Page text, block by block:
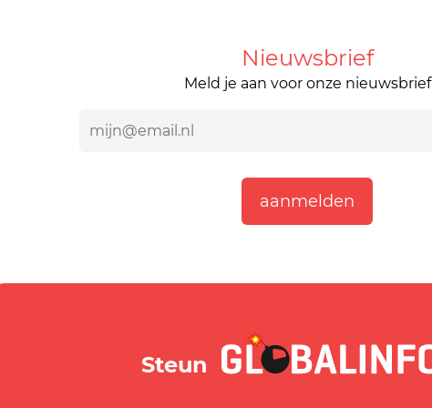
Nieuwsbrief
Meld je aan voor onze nieuwsbrief
Steun GLOBALINFO.nl